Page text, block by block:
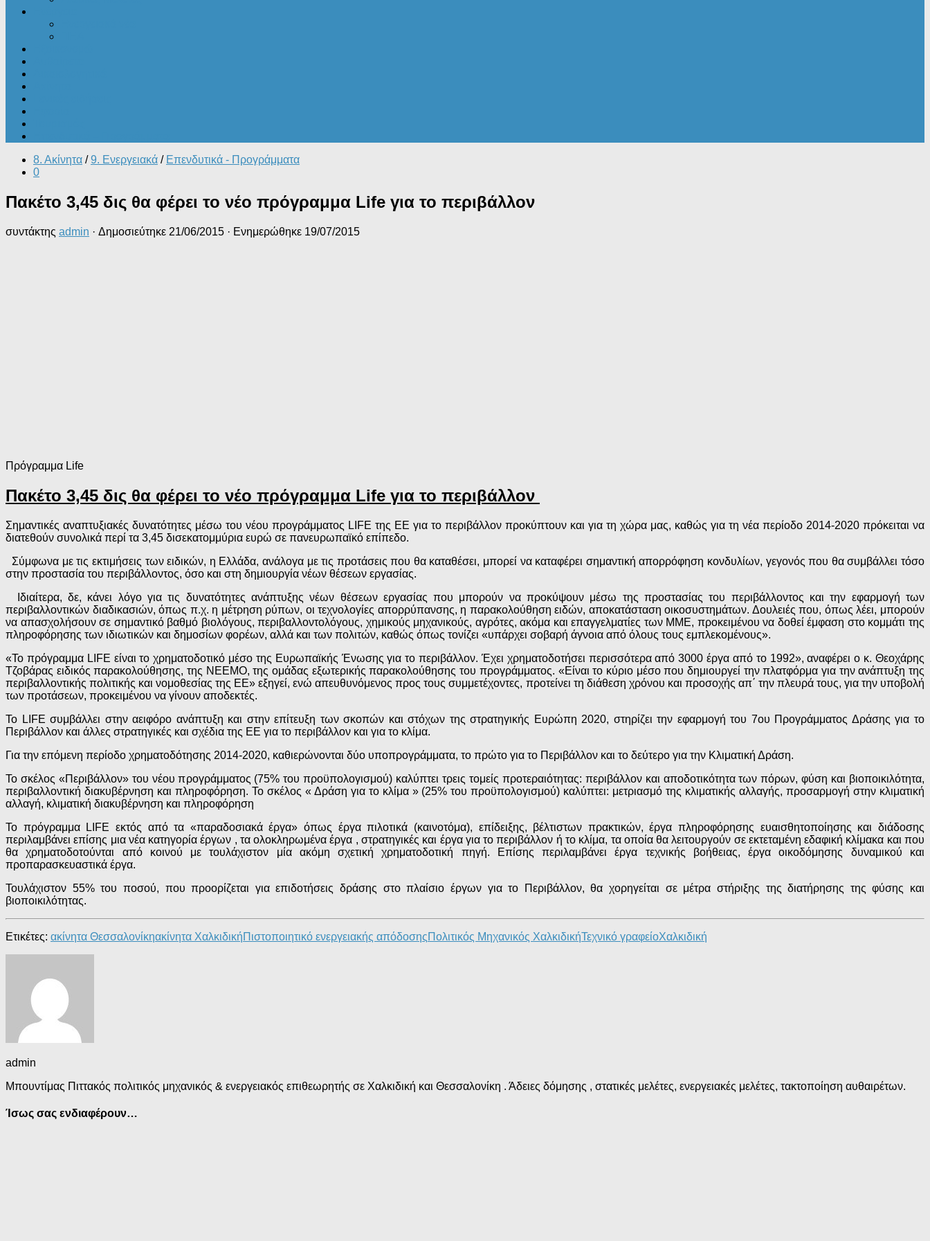
8. Ακίνητα / 9. Ενεργειακά / Επενδυτικά - Προγράμματα
0
Πακέτο 3,45 δις θα φέρει το νέο πρόγραμμα Life για το περιβάλλον
συντάκτης admin · Δημοσιεύτηκε 21/06/2015 · Ενημερώθηκε 19/07/2015
Πρόγραμμα Life
Πακέτο 3,45 δις θα φέρει το νέο πρόγραμμα Life για το περιβάλλον
Σημαντικές αναπτυξιακές δυνατότητες μέσω του νέου προγράμματος LIFE της ΕΕ για το περιβάλλον προκύπτουν και για τη χώρα μας, καθώς για τη νέα περίοδο 2014-2020 πρόκειται να
διατεθούν συνολικά περί τα 3,45 δισεκατομμύρια ευρώ σε πανευρωπαϊκό επίπεδο.
Σύμφωνα με τις εκτιμήσεις των ειδικών, η Ελλάδα, ανάλογα με τις προτάσεις που θα καταθέσει, μπορεί να καταφέρει σημαντική απορρόφηση κονδυλίων, γεγονός που θα συμβάλλει τόσο
στην προστασία του περιβάλλοντος, όσο και στη δημιουργία νέων θέσεων εργασίας.
Ιδιαίτερα, δε, κάνει λόγο για τις δυνατότητες ανάπτυξης νέων θέσεων εργασίας που μπορούν να προκύψουν μέσω της προστασίας του περιβάλλοντος και την εφαρμογή των
περιβαλλοντικών διαδικασιών, όπως π.χ. η μέτρηση ρύπων, οι τεχνολογίες απορρύπανσης, η παρακολούθηση ειδών, αποκατάσταση οικοσυστημάτων. Δουλειές που, όπως λέει, μπορούν
να απασχολήσουν σε σημαντικό βαθμό βιολόγους, περιβαλλοντολόγους, χημικούς μηχανικούς, αγρότες, ακόμα και επαγγελματίες των ΜΜΕ, προκειμένου να δοθεί έμφαση στο κομμάτι της
πληροφόρησης των ιδιωτικών και δημοσίων φορέων, αλλά και των πολιτών, καθώς όπως τονίζει «υπάρχει σοβαρή άγνοια από όλους τους εμπλεκομένους».
«Το πρόγραμμα LIFE είναι το χρηματοδοτικό μέσο της Ευρωπαϊκής Ένωσης για το περιβάλλον. Έχει χρηματοδοτήσει περισσότερα από 3000 έργα από το 1992», αναφέρει ο κ. Θεοχάρης
Τζοβάρας ειδικός παρακολούθησης, της NEEMO, της ομάδας εξωτερικής παρακολούθησης του προγράμματος. «Είναι το κύριο μέσο που δημιουργεί την πλατφόρμα για την ανάπτυξη της
περιβαλλοντικής πολιτικής και νομοθεσίας της ΕΕ» εξηγεί, ενώ απευθυνόμενος προς τους συμμετέχοντες, προτείνει τη διάθεση χρόνου και προσοχής απ΄ την πλευρά τους, για την υποβολή
των προτάσεων, προκειμένου να γίνουν αποδεκτές.
Το LIFE συμβάλλει στην αειφόρο ανάπτυξη και στην επίτευξη των σκοπών και στόχων της στρατηγικής Ευρώπη 2020, στηρίζει την εφαρμογή του 7ου Προγράμματος Δράσης για το
Περιβάλλον και άλλες στρατηγικές και σχέδια της ΕΕ για το περιβάλλον και για το κλίμα.
Για την επόμενη περίοδο χρηματοδότησης 2014-2020, καθιερώνονται δύο υποπρογράμματα, το πρώτο για το Περιβάλλον και το δεύτερο για την Κλιματική Δράση.
Το σκέλος «Περιβάλλον» του νέου προγράμματος (75% του προϋπολογισμού) καλύπτει τρεις τομείς προτεραιότητας: περιβάλλον και αποδοτικότητα των πόρων, φύση και βιοποικιλότητα,
περιβαλλοντική διακυβέρνηση και πληροφόρηση. Το σκέλος « Δράση για το κλίμα » (25% του προϋπολογισμού) καλύπτει: μετριασμό της κλιματικής αλλαγής, προσαρμογή στην κλιματική
αλλαγή, κλιματική διακυβέρνηση και πληροφόρηση
Το πρόγραμμα LIFE εκτός από τα «παραδοσιακά έργα» όπως έργα πιλοτικά (καινοτόμα), επίδειξης, βέλτιστων πρακτικών, έργα πληροφόρησης ευαισθητοποίησης και διάδοσης
περιλαμβάνει επίσης μια νέα κατηγορία έργων , τα ολοκληρωμένα έργα , στρατηγικές και έργα για το περιβάλλον ή το κλίμα, τα οποία θα λειτουργούν σε εκτεταμένη εδαφική κλίμακα και που
θα χρηματοδοτούνται από κοινού με τουλάχιστον μία ακόμη σχετική χρηματοδοτική πηγή. Επίσης περιλαμβάνει έργα τεχνικής βοήθειας, έργα οικοδόμησης δυναμικού και
προπαρασκευαστικά έργα.
Τουλάχιστον 55% του ποσού, που προορίζεται για επιδοτήσεις δράσης στο πλαίσιο έργων για το Περιβάλλον, θα χορηγείται σε μέτρα στήριξης της διατήρησης της φύσης και
βιοποικιλότητας.
Ετικέτες: ακίνητα Θεσσαλονίκηακίνητα ΧαλκιδικήΠιστοποιητικό ενεργειακής απόδοσηςΠολιτικός Μηχανικός ΧαλκιδικήΤεχνικό γραφείοΧαλκιδική
admin
Μπουντίμας Πιττακός πολιτικός μηχανικός & ενεργειακός επιθεωρητής σε Χαλκιδική και Θεσσαλονίκη . Άδειες δόμησης , στατικές μελέτες, ενεργειακές μελέτες, τακτοποίηση αυθαιρέτων.
Ίσως σας ενδιαφέρουν…